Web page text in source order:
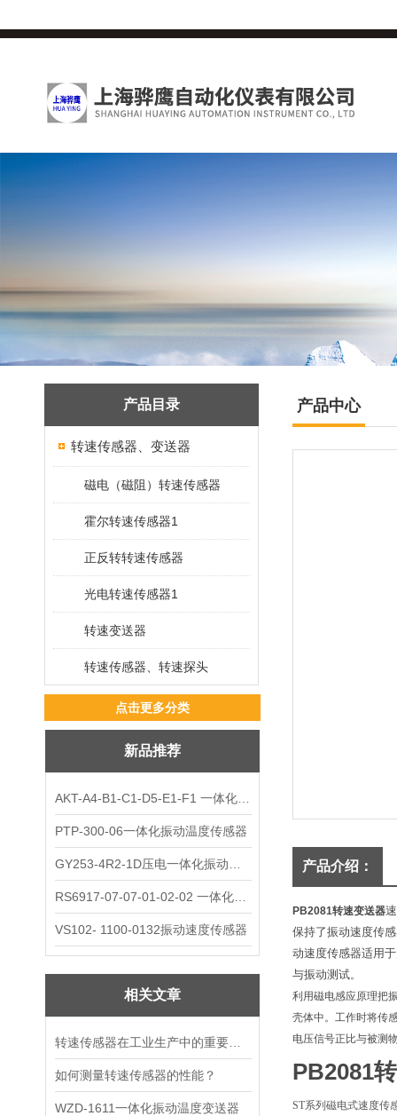
产品目录
转速传感器、变送器
磁电（磁阻）转速传感器
霍尔转速传感器1
正反转转速传感器
光电转速传感器1
转速变送器
转速传感器、转速探头
点击更多分类
新品推荐
PTP-300-06一体化振动温度传感器
VS102- 1100-0132振动速度传感器
相关文章
如何测量转速传感器的性能？
WZD-1611一体化振动温度变送器
产品中心
产品介绍：
PB2081转速变送器
保持了振动速度传
动速度传感器适用
与振动测试。
利用磁电感应原理把
壳体中。工作时将传
电压信号正比与被测
PB2081
ST系列磁电式速度传